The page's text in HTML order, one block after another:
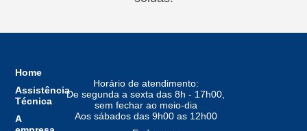
Home
Assistência
Técnica
A
Horário de atendimento:
De segunda a sexta das 8h - 17h00,
sem fechar ao meio-dia
Aos sábados das 9h00 as 12h00